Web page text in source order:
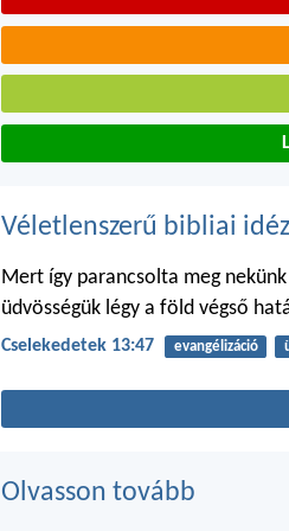
Véletlenszerű bibliai
Mert így parancsolta meg
üdvösségük légy a föld végső
Cselekedetek 13:47 evangélizáció
Olvasson tovább